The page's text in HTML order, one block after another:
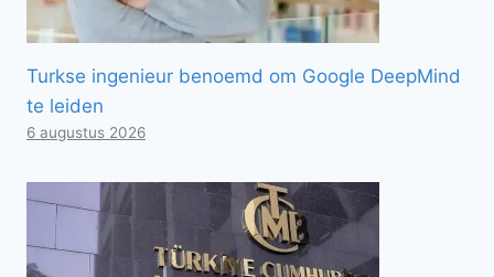
Turkse ingenieur benoemd om Google DeepMind
te leiden
6 augustus 2026